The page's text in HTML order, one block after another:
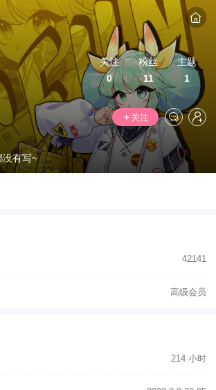
关注
0
粉丝
11
主题
1
关注
没有写~
42141
高级会员
214 小时